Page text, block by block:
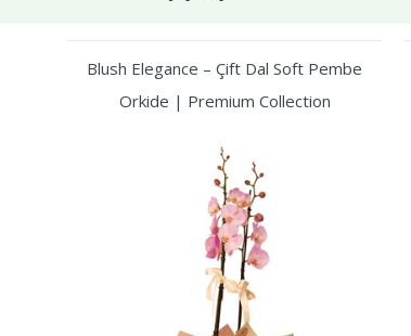
Blush Elegance – Çift Dal Soft Pembe
Orkide | Premium Collection